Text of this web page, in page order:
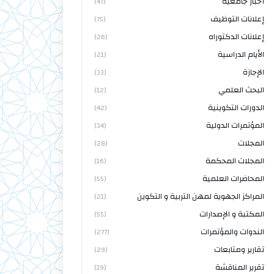
إعلانات التوظيف (75)
إعلانات الدكتوراه (26)
الأيام الدراسية (21)
الإجازة (33)
البحث العلمي (12)
الدورات التكوينية (42)
المؤتمرات الدولية (34)
المجلات (28)
المجلات المحكمة (16)
المحاضرات العلمية (55)
المراكز الجهوية لمهن التربية و التكوين (21)
المكتبة و الإصدارات (55)
الندوات والمؤتمرات (277)
تقارير ومتابعات (29)
تقرير المناقشة (19)